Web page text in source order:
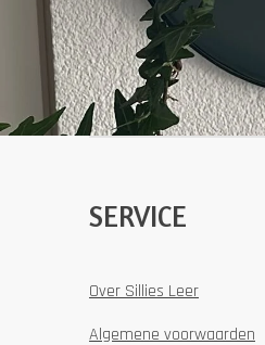
SERVICE
Over Sillies Leer
Algemene voorwaarden